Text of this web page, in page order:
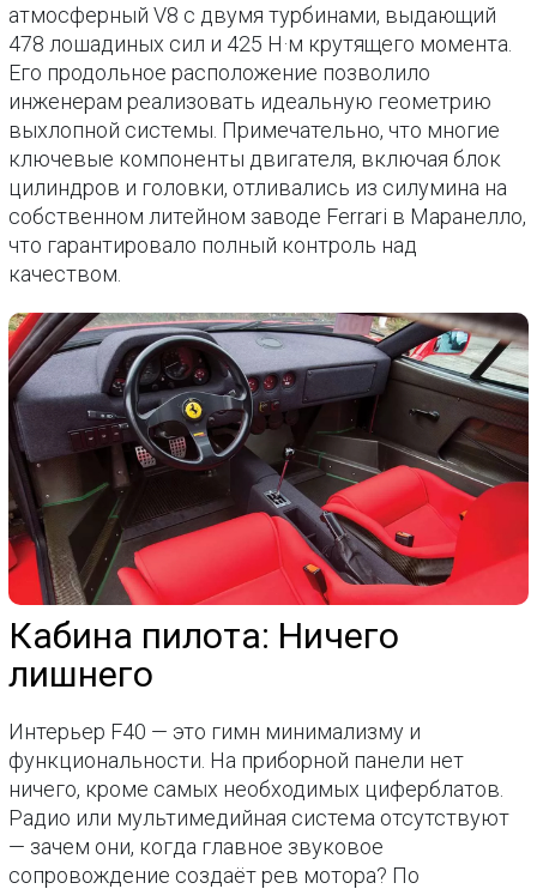
атмосферный V8 с двумя турбинами, выдающий
478 лошадиных сил и 425 Н·м крутящего момента.
Его продольное расположение позволило
инженерам реализовать идеальную геометрию
выхлопной системы. Примечательно, что многие
ключевые компоненты двигателя, включая блок
цилиндров и головки, отливались из силумина на
собственном литейном заводе Ferrari в Маранелло,
что гарантировало полный контроль над
качеством.
Кабина пилота: Ничего
лишнего
Интерьер F40 — это гимн минимализму и
функциональности. На приборной панели нет
ничего, кроме самых необходимых циферблатов.
Радио или мультимедийная система отсутствуют
— зачем они, когда главное звуковое
сопровождение создаёт рев мотора? По